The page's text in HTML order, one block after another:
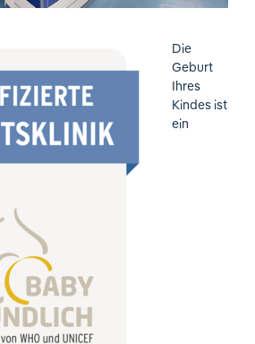
Die
Geburt
Ihres
Kindes ist
ein